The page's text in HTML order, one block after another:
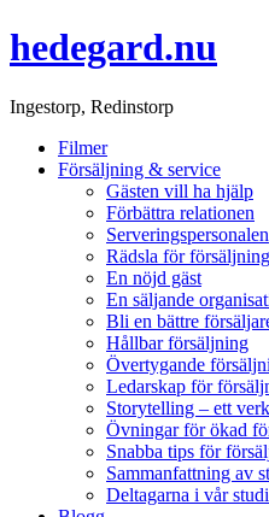
hedegard.nu
Ingestorp, Redinstorp
Filmer
Försäljning & service
Gästen vill ha hjälp
Förbättra relationen
Serveringspersonalen
Rädsla för försäljning
En nöjd gäst
En säljande
Bli en bättre
Hållbar försäljning
Övertygande
Ledarskap för
Storytelling – ett
Övningar för ökad
Snabba tips för
Sammanfattning av
Deltagarna i vår